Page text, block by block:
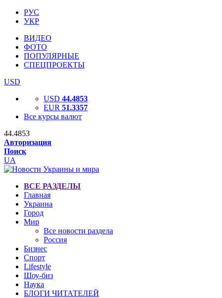
РУС
УКР
ВИДЕО
ФОТО
ПОПУЛЯРНЫЕ
СПЕЦПРОЕКТЫ
USD
USD 44.4853
EUR 51.3357
Все курсы валют
44.4853
Авторизация
Поиск
UA
ВСЕ РАЗДЕЛЫ
Главная
Украина
Город
Мир
Все новости раздела
Россия
Бизнес
Спорт
Lifestyle
Шоу-биз
Наука
БЛОГИ ЧИТАТЕЛЕЙ